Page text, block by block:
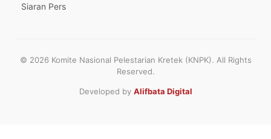
Siaran Pers
© 2026 Komite Nasional Pelestarian Kretek (KNPK). All Rights
Reserved.
Developed by Alifbata Digital